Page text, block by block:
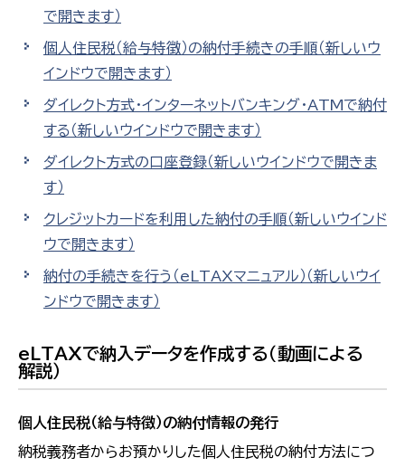
で開きます）
個人住民税（給与特徴）の納付手続きの手順（新しいウ
インドウで開きます）
ダイレクト方式・インターネットバンキング・ATMで納付
する（新しいウインドウで開きます）
ダイレクト方式の口座登録（新しいウインドウで開きま
す）
クレジットカードを利用した納付の手順（新しいウインド
ウで開きます）
納付の手続きを行う（eLTAXマニュアル） （新しいウイ
ンドウで開きます）
eLTAXで納入データを作成する（動画による
解説）
個人住民税（給与特徴）の納付情報の発行
納税義務者からお預かりした個人住民税の納付方法につ